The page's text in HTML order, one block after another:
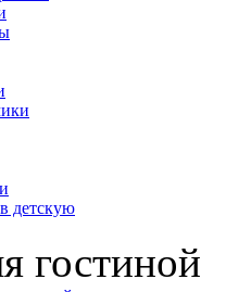
детскую
гостиной